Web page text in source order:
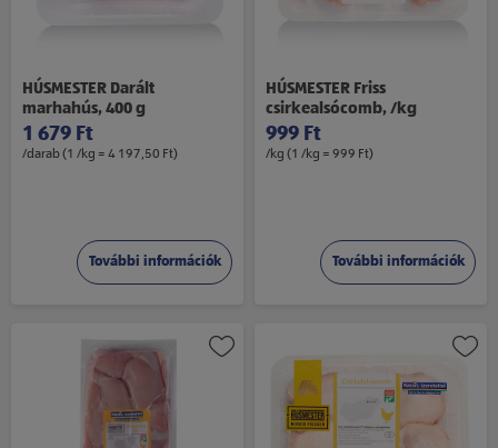
HÚSMESTER Darált
marhahús, 400 g
1 679 Ft
/darab (1 /kg = 4 197,50 Ft)
További információk
HÚSMESTER Friss
csirkealsócomb, /kg
999 Ft
/kg (1 /kg = 999 Ft)
További információk